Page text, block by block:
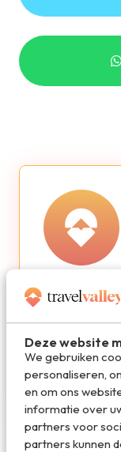
Deze website
We gebruiken
personaliseren,
en om ons
informatie over
partners voor
partners kunnen
Redactie
hoogte van
Volg ons ook
en mis niets!